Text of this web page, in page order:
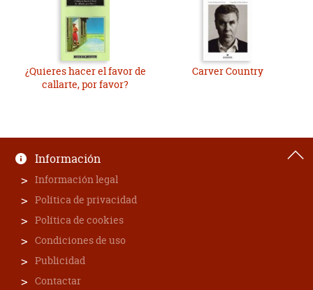
¿Quieres hacer el favor de
callarte, por favor?
Carver Country
Información
Información legal
Política de privacidad
Política de cookies
Condiciones de uso
Publicidad
Contactar